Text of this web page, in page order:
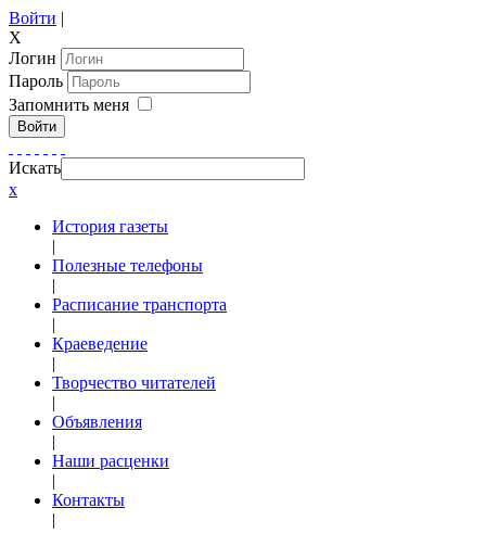
Войти |
X
Логин
Пароль
Запомнить меня
Войти
Искать
x
История газеты
|
Полезные телефоны
|
Расписание транспорта
|
Краеведение
|
Творчество читателей
|
Объявления
|
Наши расценки
|
Контакты
|